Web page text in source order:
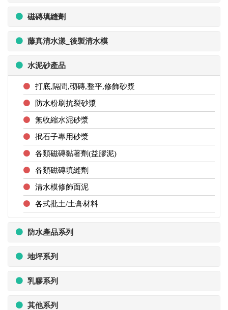
磁磚填縫劑
藤真清水漾_後製清水模
水泥砂產品
打底,隔間,砌磚,整平,修飾砂漿
防水粉刷抗裂砂漿
無收縮水泥砂漿
抿石子專用砂漿
各類磁磚黏著劑(益膠泥)
各類磁磚填縫劑
清水模修飾面泥
各式批土/土膏材料
防水產品系列
地坪系列
乳膠系列
其他系列